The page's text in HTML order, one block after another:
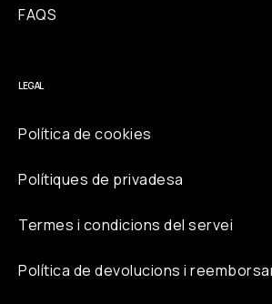
FAQS
LEGAL
Política de cookies
Polítiques de privadesa
Termes i condicions del servei
Política de devolucions i